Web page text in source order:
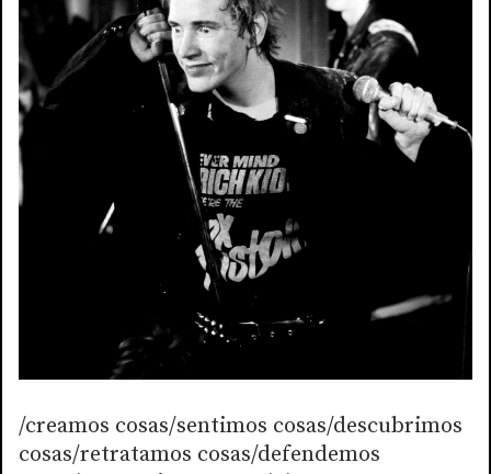
/creamos cosas/sentimos cosas/descubrimos
cosas/retratamos cosas/defendemos